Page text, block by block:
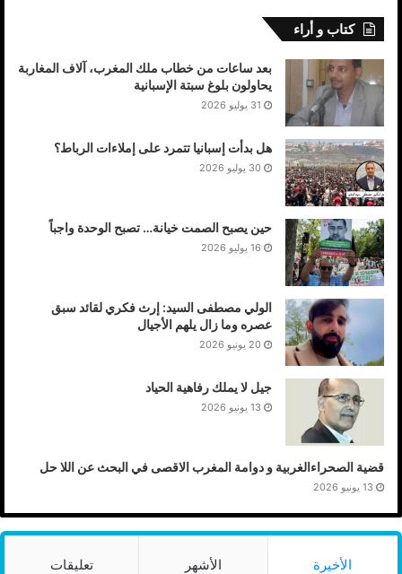
كتاب و أراء
بعد ساعات من خطاب ملك المغرب، آلاف المغاربة
يحاولون بلوغ سبتة الإسبانية
31 يوليو 2026
هل بدأت إسبانيا تتمرد على إملاءات الرباط؟
30 يوليو 2026
حين يصبح الصمت خيانة… تصبح الوحدة واجباً
16 يوليو 2026
الولي مصطفى السيد: إرث فكري لقائد سبق
عصره وما زال يلهم الأجيال
20 يونيو 2026
جيل لا يملك رفاهية الحياد
13 يونيو 2026
قضية الصحراءالغربية و دوامة المغرب الاقصى في البحث عن اللا حل
13 يونيو 2026
الأخيرة الأشهر تعليقات